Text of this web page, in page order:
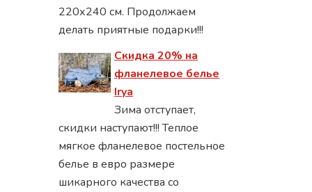
220х240 см. Продолжаем
делать приятные подарки!!!
Скидка 20% на
фланелевое белье
Irya
Зима отступает,
скидки наступают!!! Теплое
мягкое фланелевое постельное
белье в евро размере
шикарного качества со